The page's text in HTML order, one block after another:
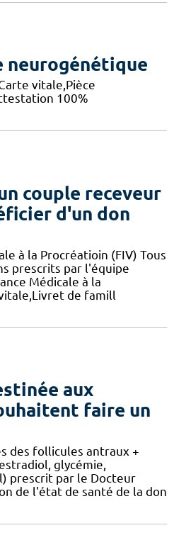
neurogénétique
vitale,Pièce
100%
couple receveur
d'un don
à la Procréatioin (FIV) Tous
prescrits par l'équipe
Médicale à la
de famill
aux
faire un
des follicules antraux +
glycémie,
prescrit par le Docteur
de l'état de santé de la don